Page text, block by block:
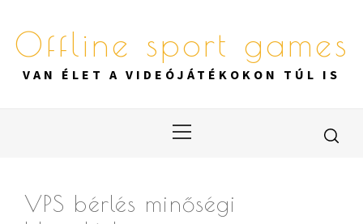
content
Offline sport games
VAN ÉLET A VIDEÓJÁTÉKOKON TÚL IS
Menu
VPS bérlés minőségi